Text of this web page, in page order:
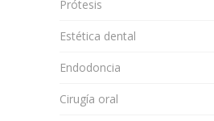
Prótesis
Estética dental
Endodoncia
Cirugía oral